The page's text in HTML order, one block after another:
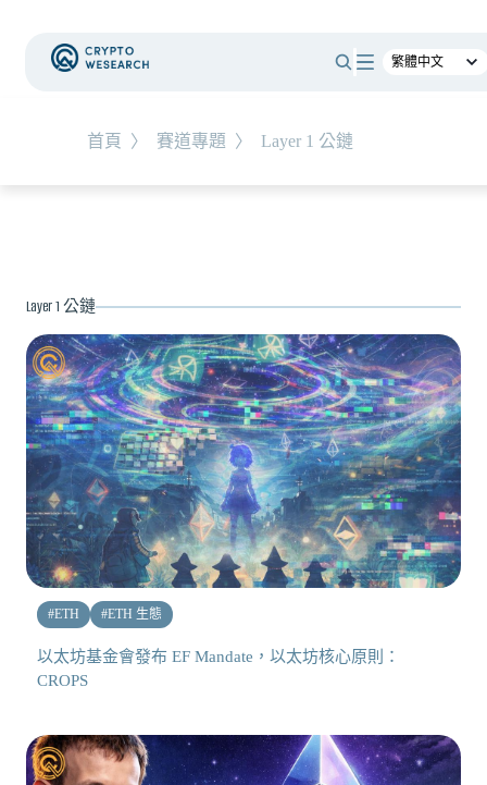
首頁 〉 賽道專題 〉 Layer 1 公鏈
NEW EVENT
NEW ARTICLES
老牌交易所 BitMEX 熄燈！ 熊市中，誰能在產業淘
汰潮中生存？
時事觀點
Layer 1 公鏈
#ETH #ETH 生態
以太坊基金會發布 EF Mandate，以太坊核心原則：
CROPS